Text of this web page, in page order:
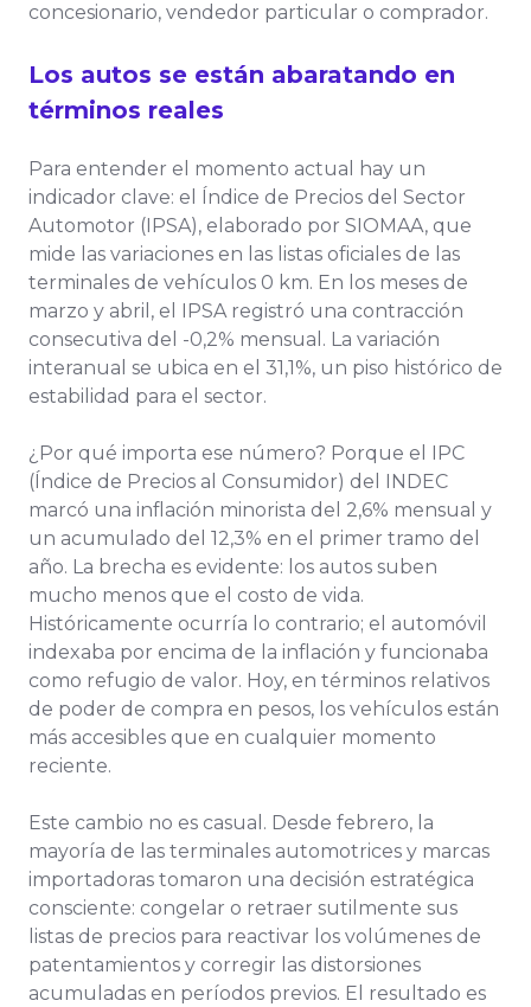
concesionario, vendedor particular o comprador.
Los autos se están abaratando en
términos reales
Para entender el momento actual hay un
indicador clave: el Índice de Precios del Sector
Automotor (IPSA), elaborado por SIOMAA, que
mide las variaciones en las listas oficiales de las
terminales de vehículos 0 km. En los meses de
marzo y abril, el IPSA registró una contracción
consecutiva del -0,2% mensual. La variación
interanual se ubica en el 31,1%, un piso histórico de
estabilidad para el sector.
¿Por qué importa ese número? Porque el IPC
(Índice de Precios al Consumidor) del INDEC
marcó una inflación minorista del 2,6% mensual y
un acumulado del 12,3% en el primer tramo del
año. La brecha es evidente: los autos suben
mucho menos que el costo de vida.
Históricamente ocurría lo contrario; el automóvil
indexaba por encima de la inflación y funcionaba
como refugio de valor. Hoy, en términos relativos
de poder de compra en pesos, los vehículos están
más accesibles que en cualquier momento
reciente.
Este cambio no es casual. Desde febrero, la
mayoría de las terminales automotrices y marcas
importadoras tomaron una decisión estratégica
consciente: congelar o retraer sutilmente sus
listas de precios para reactivar los volúmenes de
patentamientos y corregir las distorsiones
acumuladas en períodos previos. El resultado es